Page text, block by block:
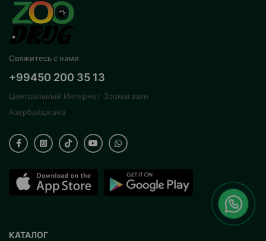
Свяжитесь с нами
+99450 200 35 13
Центральный Интернет Зоомагазин
Азербайджана
КАТАЛОГ